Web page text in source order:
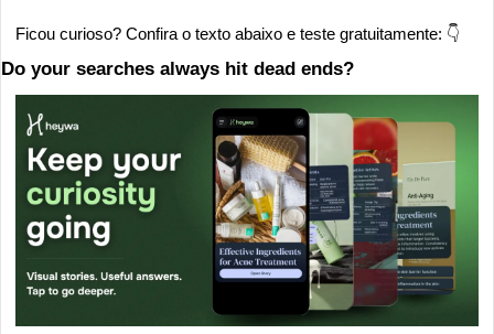
Ficou curioso? Confira o texto abaixo e teste gratuitamente: 👇
Do your searches always hit dead ends?